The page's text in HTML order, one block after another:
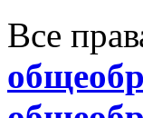
Все